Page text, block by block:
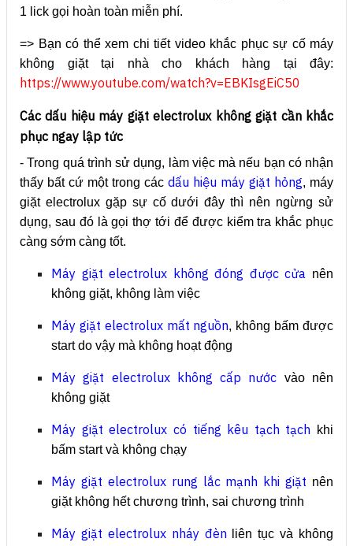
1 lick gọi hoàn toàn miễn phí.
=> Bạn có thể xem chi tiết video khắc phục sự cố máy
không giặt tại nhà cho khách hàng tại đây:
https://www.youtube.com/watch?v=EBKIsgEiC50
Cácdấu hiệu máy giặt electrolux không giặt cần khắc
phục ngay lập tức
- Trong quá trình sử dụng, làm việc mà nếu bạn có nhận
thấy bất cứ một trong các dấu hiệu máy giặt hỏng, máy
giặt electrolux gặp sự cố dưới đây thì nên ngừng sử
dụng, sau đó là gọi thợ tới để được kiểm tra khắc phục
càng sớm càng tốt.
Máy giặt electrolux không đóng được cửa nên
không giặt, không làm việc
Máy giặt electrolux mất nguồn, không bấm được
start do vậy mà không hoạt động
Máy giặt electrolux không cấp nước vào nên
không giặt
Máy giặt electrolux có tiếng kêu tạch tạch khi
bấm start và không chạy
Máy giặt electrolux rung lắc mạnh khi giặt nên
giặt không hết chương trình, sai chương trình
Máy giặt electrolux nháy đènliên tục và không